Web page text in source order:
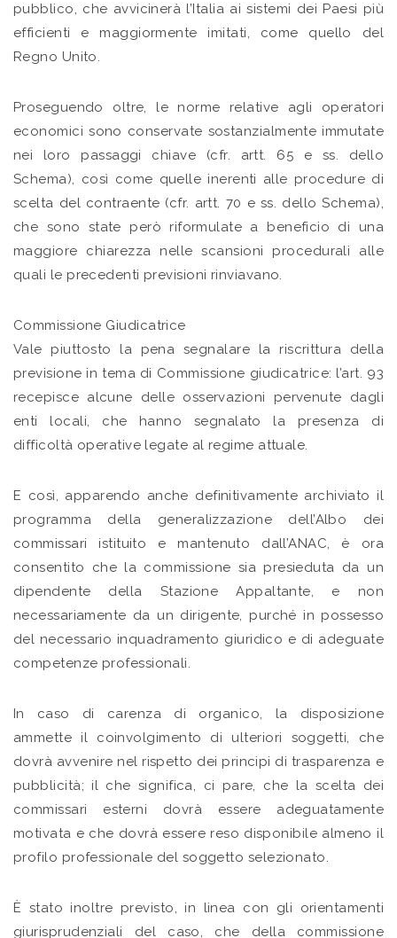
pubblico, che avvicinerà l’Italia ai sistemi dei Paesi più
efficienti e maggiormente imitati, come quello del
Regno Unito.
Proseguendo oltre, le norme relative agli operatori
economici sono conservate sostanzialmente immutate
nei loro passaggi chiave (cfr. artt. 65 e ss. dello
Schema), così come quelle inerenti alle procedure di
scelta del contraente (cfr. artt. 70 e ss. dello Schema),
che sono state però riformulate a beneficio di una
maggiore chiarezza nelle scansioni procedurali alle
quali le precedenti previsioni rinviavano.
Commissione Giudicatrice
Vale piuttosto la pena segnalare la riscrittura della
previsione in tema di Commissione giudicatrice: l’art. 93
recepisce alcune delle osservazioni pervenute dagli
enti locali, che hanno segnalato la presenza di
difficoltà operative legate al regime attuale.
E così, apparendo anche definitivamente archiviato il
programma della generalizzazione dell’Albo dei
commissari istituito e mantenuto dall’ANAC, è ora
consentito che la commissione sia presieduta da un
dipendente della Stazione Appaltante, e non
necessariamente da un dirigente, purché in possesso
del necessario inquadramento giuridico e di adeguate
competenze professionali.
In caso di carenza di organico, la disposizione
ammette il coinvolgimento di ulteriori soggetti, che
dovrà avvenire nel rispetto dei principi di trasparenza e
pubblicità; il che significa, ci pare, che la scelta dei
commissari esterni dovrà essere adeguatamente
motivata e che dovrà essere reso disponibile almeno il
profilo professionale del soggetto selezionato.
È stato inoltre previsto, in linea con gli orientamenti
giurisprudenziali del caso, che della commissione